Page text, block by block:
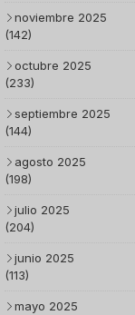
noviembre 2025
(142)
octubre 2025
(233)
septiembre 2025
(144)
agosto 2025
(198)
julio 2025
(204)
junio 2025
(113)
mayo 2025